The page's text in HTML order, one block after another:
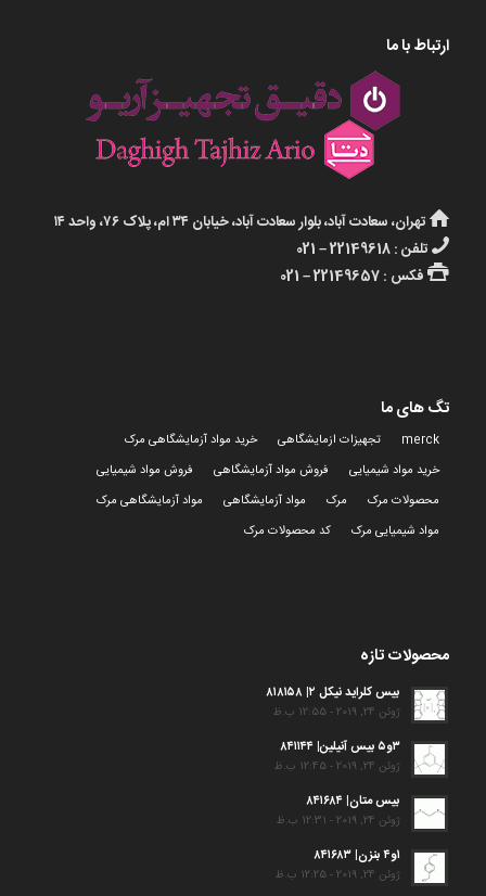
ارتباط با ما
تهران، سعادت آباد، بلوار سعادت آباد، خیابان ۳۴ ام، پلاک ۷۶، واحد ۱۴
تلفن : 22149618 – 021
فکس : 22149657 – 021
تگ های ما
merck تجهیزات ازمایشگاهی
خرید مواد آزمایشگاهی مرک
خرید مواد شیمیایی
فروش مواد آزمایشگاهی
فروش مواد شیمیایی
محصولات مرک
مرک مواد آزمایشگاهی
مواد آزمایشگاهی مرک
مواد شیمیایی مرک
کد محصولات مرک
محصولات تازه
بیس کلراید نیکل ۲| ۸۱۸۱۵۸
ژوئن 24, 2019 - 12:55 ب.ظ
۳و۵ بیس آنیلین| ۸۴۱۱۴۴
ژوئن 24, 2019 - 12:45 ب.ظ
بیس متان| ۸۴۱۶۸۴
ژوئن 24, 2019 - 12:31 ب.ظ
۱و۴ بنزن| ۸۴۱۶۸۳
ژوئن 24, 2019 - 12:25 ب.ظ